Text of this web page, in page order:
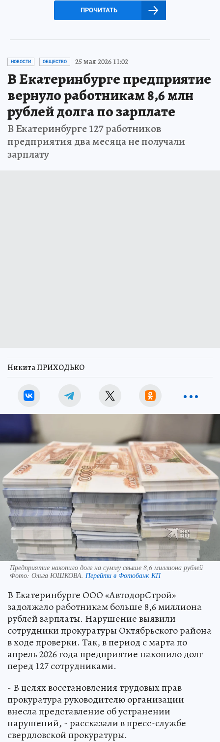
ПРОЧИТАТЬ
НОВОСТИ ОБЩЕСТВО 25 мая 2026 11:02
В Екатеринбурге предприятие
вернуло работникам 8,6 млн
рублей долга по зарплате
В Екатеринбурге 127 работников
предприятия два месяца не получали
зарплату
Никита ПРИХОДЬКО
Предприятие накопило долг на сумму свыше 8,6 миллиона рублей
Фото: Ольга ЮШКОВА. Перейти в Фотобанк КП
В Екатеринбурге ООО «АвтодорСтрой»
задолжало работникам больше 8,6 миллиона
рублей зарплаты. Нарушение выявили
сотрудники прокуратуры Октябрьского района
в ходе проверки. Так, в период с марта по
апрель 2026 года предприятие накопило долг
перед 127 сотрудниками.
- В целях восстановления трудовых прав
прокуратура руководителю организации
внесла представление об устранении
нарушений, - рассказали в пресс-службе
свердловской прокуратуры.